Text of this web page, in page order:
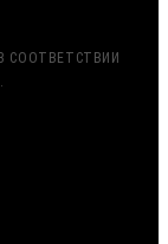
СООТВЕТСТВИИ